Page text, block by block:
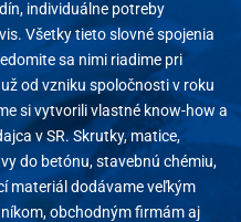
individuálne potreby
Všetky tieto slovné spojenia
sa nimi riadime pri
od vzniku spoločnosti v roku
si vytvorili vlastné know-how a
v SR. Skrutky, matice,
do betónu, stavebnú chémiu,
materiál dodávame veľkým
obchodným firmám aj